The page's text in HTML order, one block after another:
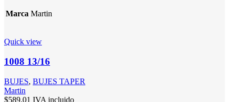
Marca Martin
Quick view
1008 13/16
BUJES, BUJES TAPER
Martin
$589.01 IVA incluido